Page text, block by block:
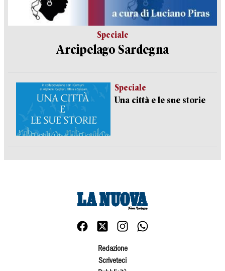
Speciale
Arcipelago Sardegna
Speciale
Una città e le sue storie
Redazione
Scriveteci